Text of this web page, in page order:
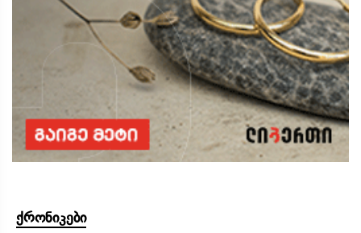
ქრონიკები